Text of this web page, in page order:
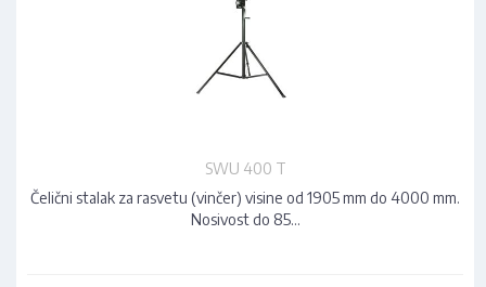
SWU 400 T
Čelični stalak za rasvetu (vinčer) visine od 1905 mm do 4000 mm.
Nosivost do 85…